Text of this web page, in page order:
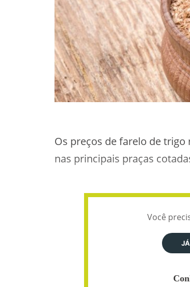
Os preços de farelo de
nas principais praças
Você